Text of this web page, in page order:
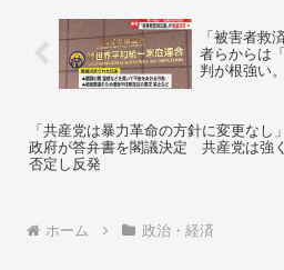
「被害者
者らからは
判が根強い
「共産党は暴力革命の方針に変更なし」
政府が答弁書を閣議決定 共産党は強く
否定し反発
ホーム 政治・経済